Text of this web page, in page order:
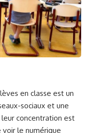
en classe est un
sociaux et une
leur concentration est
voir le numérique